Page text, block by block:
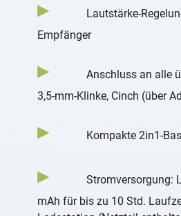
Lautstärke-
Empfänger
Anschluss an alle
3,5-mm-Klinke, Cinch (über
Kompakte 2in1-
Stromversorgung:
mAh für bis zu 10 Std.